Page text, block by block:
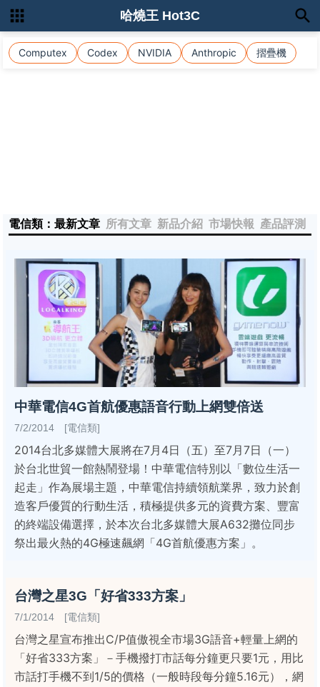
Computex Codex NVIDIA Anthropic 摺疊機
哈燒王 Hot3C
電信類：最新文章 所有文章 新品介紹 市場快報 產品評測
中華電信4G首航優惠語音行動上網雙倍送
7/2/2014 [電信類]
2014台北多媒體大展將在7月4日（五）至7月7日（一）
於台北世貿一館熱鬧登場！中華電信特別以「數位生活一
起走」作為展場主題，中華電信持續領航業界，致力於創
造客戶優質的行動生活，積極提供多元的資費方案、豐富
的終端設備選擇，於本次台北多媒體大展A632攤位同步
祭出最火熱的4G極速飆網「4G首航優惠方案」。
台灣之星3G「好省333方案」
7/1/2014 [電信類]
台灣之星宣布推出C/P值傲視全市場3G語音+輕量上網的
「好省333方案」－手機撥打市話每分鐘更只要1元，用比
市話打手機不到1/5的價格（一般時段每分鐘5.16元），網